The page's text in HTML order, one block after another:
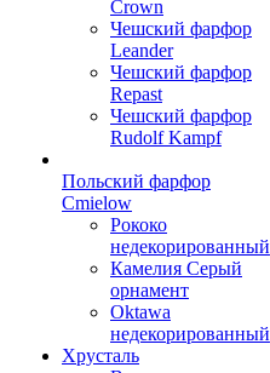
Crown
Чешский фарфор
Leander
Чешский фарфор
Repast
Чешский фарфор
Rudolf Kampf
Польский фарфор
Сmielow
Рококо
недекорированный
Камелия Серый
орнамент
Oktawa
недекорированный
Хрусталь